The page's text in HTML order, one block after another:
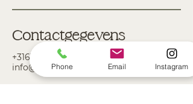
Contactgegevens
+31610590670
info@robinlianne.nl
Phone Email Instagram